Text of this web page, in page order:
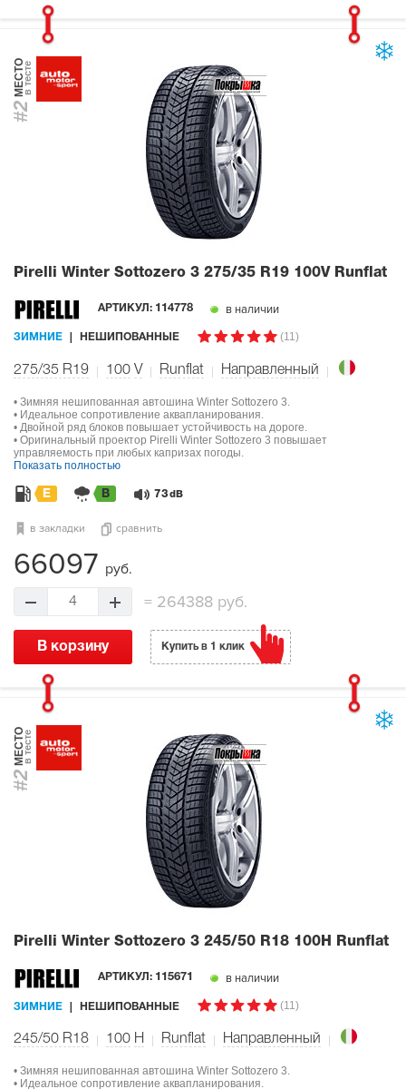
#2
МЕСТОв тесте
Pirelli Winter Sottozero 3 275/35 R19 100V Runflat
АРТИКУЛ: 114778 в наличии
ЗИМНИЕ НЕШИПОВАННЫЕ (11)
275/35 R19 100 V Runflat Направленный
• Зимняя нешипованная автошина Winter Sottozero 3.
• Идеальное сопротивление аквапланирования.
• Двойной ряд блоков повышает устойчивость на дороге.
• Оригинальный проектор Pirelli Winter Sottozero 3 повышает
управляемость при любых капризах погоды.
Показать полностью
E B 73 dB
в закладки сравнить
66097 руб.
4 =264388 руб.
В корзину Купить в 1 клик
#2
МЕСТОв тесте
Pirelli Winter Sottozero 3 245/50 R18 100H Runflat
АРТИКУЛ: 115671 в наличии
ЗИМНИЕ НЕШИПОВАННЫЕ (11)
245/50 R18 100 H Runflat Направленный
• Зимняя нешипованная автошина Winter Sottozero 3.
• Идеальное сопротивление аквапланирования.